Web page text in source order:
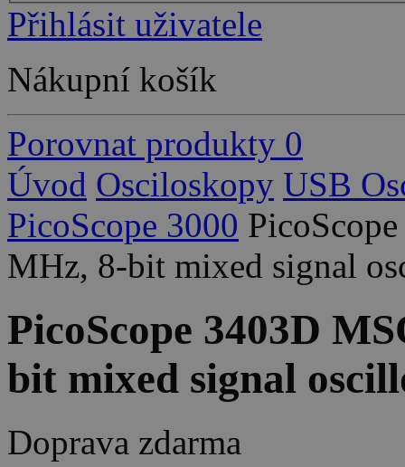
Přihlásit uživatele
Nákupní košík
Porovnat produkty 0
Úvod Osciloskopy USB
PicoScope 3000
MHz, 8-bit mixed signal
PicoScope 3403D
bit mixed signal
Doprava zdarma